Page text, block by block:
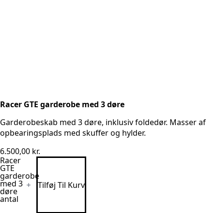
Racer GTE garderobe med 3 døre
Garderobeskab med 3 døre, inklusiv foldedør. Masser af
opbearingsplads med skuffer og hylder.
6.500,00 kr.
Racer
GTE
garderobe
med 3
døre
antal
Tilføj Til Kurv